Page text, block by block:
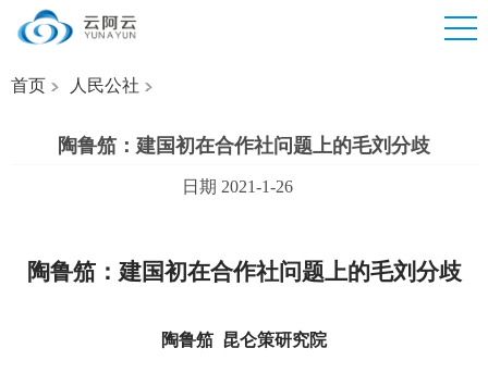
首页 人民公社
陶鲁笳：建国初在合作社问题上的毛刘分歧
日期 2021-1-26
陶鲁笳：建国初在合作社问题上的毛刘分歧
陶鲁笳 昆仑策研究院